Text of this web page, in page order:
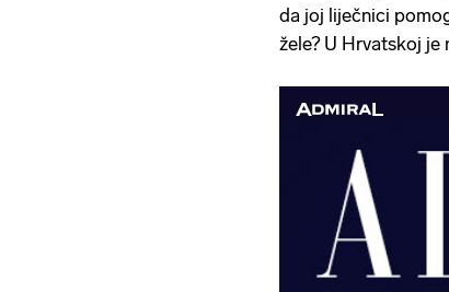
da joj liječnici
žele? U Hrvatskoj je